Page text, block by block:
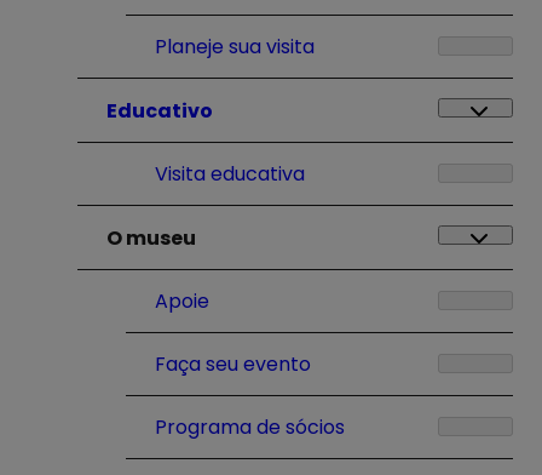
Planeje sua visita
Educativo
Visita educativa
O museu
Apoie
Faça seu evento
Programa de sócios